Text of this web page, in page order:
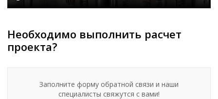
Необходимо выполнить расчет
проекта?
Заполните форму обратной связи и наши
специалисты свяжутся с вами!